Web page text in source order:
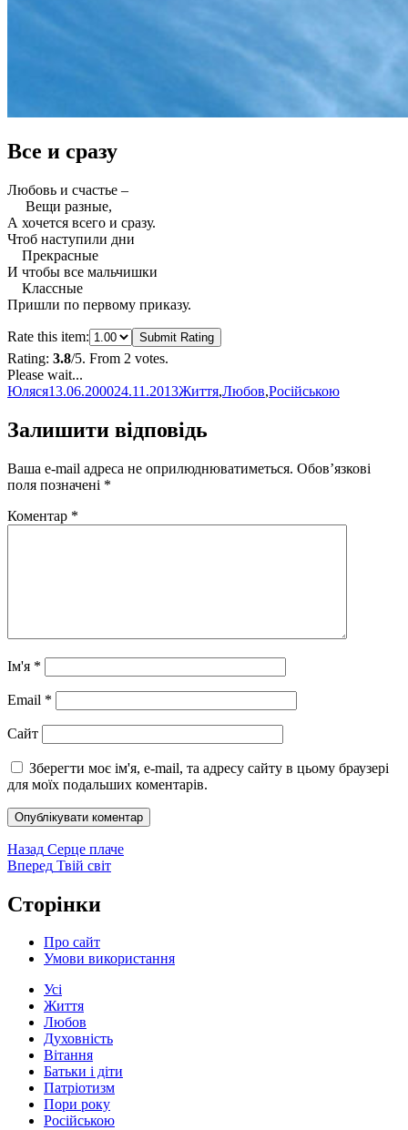
Все и сразу
Любовь и счастье –
Вещи разные,
А хочется всего и сразу.
Чтоб наступили дни
Прекрасные
И чтобы все мальчишки
Классные
Пришли по первому приказу.
Rate this item: Submit Rating
Rating: 3.8/5. From 2 votes.
Please wait...
Автор
ЮлясяОприлюднено
13.06.200024.11.2013Категорії
Життя,Любов,Російською
Залишити відповідь
Ваша e-mail адреса не оприлюднюватиметься. Обов’язкові
поля позначені *
Коментар *
Ім'я *
Email *
Сайт
Зберегти моє ім'я, e-mail, та адресу сайту в цьому браузері
для моїх подальших коментарів.
Навігація
записів
Назад Попередній
запис:
Серце плаче
Вперед Наступний
Твій світ
Сторінки
Про сайт
Умови використання
Усі
Життя
Любов
Духовність
Вітання
Батьки і діти
Патріотизм
Пори року
Російською